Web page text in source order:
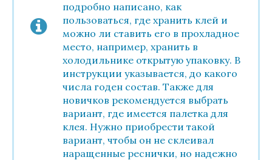
подробно написано, как
пользоваться, где хранить клей и
можно ли ставить его в прохладное
место, например, хранить в
холодильнике открытую упаковку. В
инструкции указывается, до какого
числа годен состав. Также для
новичков рекомендуется выбрать
вариант, где имеется палетка для
клея. Нужно приобрести такой
вариант, чтобы он не склеивал
наращенные реснички, но надежно